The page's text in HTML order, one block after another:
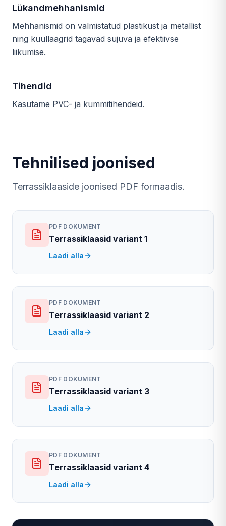
Lükandmehhanismid
Mehhanismid on valmistatud plastikust ja metallist
ning kuullaagrid tagavad sujuva ja efektiivse
liikumise.
Tihendid
Kasutame PVC- ja kummitihendeid.
Tehnilised joonised
Terrassiklaaside joonised PDF formaadis.
PDF DOKUMENT
Terrassiklaasid variant 1
Laadi alla
PDF DOKUMENT
Terrassiklaasid variant 2
Laadi alla
PDF DOKUMENT
Terrassiklaasid variant 3
Laadi alla
PDF DOKUMENT
Terrassiklaasid variant 4
Laadi alla